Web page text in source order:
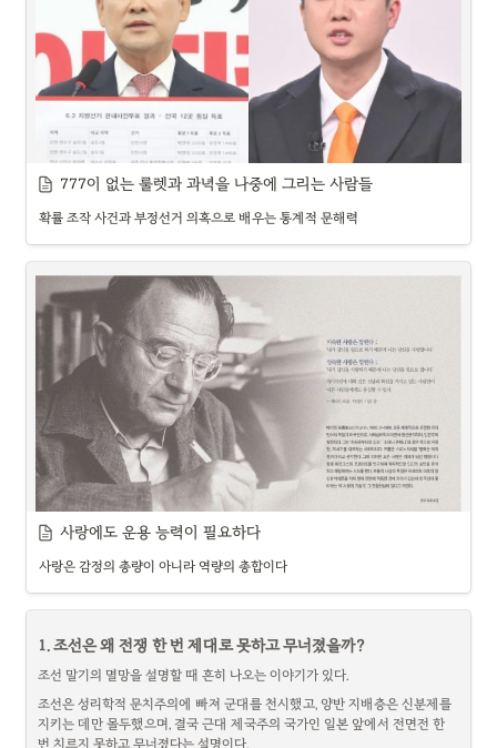
에이전트 업무로 옮기면 웹 요청, 파일 입출력, 인증, 예외 처리, 재시도와 상태
전이는 불규칙한 제어 작업이다. 모델 추론의 행렬 연산은 규칙적인 대규모 병
렬 작업이다. 전자를 GPU에 억지로 몰아넣으면 비싼 연산 유닛과 HBM을 충
분히 활용하지 못하고, 후자를 CPU로 돌리면 속도와 비용이 나빠진다. 그래서
현실의 최적해는 한 종류의 칩이 모든 일을 독점하는 구조보다 CPU와 GPU가
각자의 강점에 맞게 일을 나누는 이기종 컴퓨팅에 가깝다.
“LLM이나 에이전트가 튜링 완전하다”는 표현도 구분해서 볼 필요가 있다. 고
정된 모델 하나는 제한된 컨텍스트 안에서 다음 토큰을 생성하지만, 외부 메모
리·코드 실행·도구·런타임을 붙인 전체 시스템은 훨씬 일반적인 계산 절차를
수행할 수 있다. 투자에서 중요한 것은 철학적인 튜링 완전성 판정이 아니라 그
메모리·네트워크가 얼마나 사용되는가다.
질처럼 여긴다. 이 데이터는 정확하니까 좋고, 저 데이터는 구멍이 많으니까 나
쁘다는 식으로. 그런데 그는 품질이란 데이터에 붙어 있는 무엇이 아니라, "데
이터의 가치를 높여 주는 그 무엇"일 뿐이라고 잘라 말한다. 품질은 명패가 아
니라 관계라는 이야기다.
그가 그린 품질의 지도는 네 칸짜리 사다리다. 맨 아래에 개별 레코드의 품질
(정확성·완전성 같은)이 있고, 그 위에 여러 레코드를 모아 놓고서야 보이는 집
합의 품질(커버리지·중복 제거·대표성)이 있다. 다시 그 위에 "이 데이터가 지
금 내가 풀려는 문제에 맞는가"를 묻는 목적 적합성(fitness-for-purpose)이
있고, 꼭대기에는 그래서 실제로 매출이나 의사결정을 바꿨는가를 따지는 비
을 정당화한다. 아무리레코드가 깨끗해도 아무 결정도 바꾸지 못하면 그 청결
밑바닥 데이터가 엉망이면 그 성과는   글 내내 되뇌는 문장이 그래서 오래남
는다. "The use case is everything." 쓰임새가 전부다.
이 글을 덮고 나서 든 생각은, 데이터는 그 자체로 가치가 없다는 이 명제가 실
은 새로운 발견이라기보다 아주 오래된 통찰의 다른 옷이라는 점이었다. 컴퓨
터과학은 이미 이 이야기를 여러 방언으로 해 왔다.
가장 먼저 떠오르는 것은 정보이론이다자체가 아니라 불확실성의 감소량으로
정의했다 [3]. 어떤 신호가 담은 정보의 양은 신호의 생김새가 아니라, 그것이
놓인 확률 분포 — 그러니까 맥락 — 에 의해 정해진다. 이미 답을 아는 사람에
게 정답을 알려 주는 일에는 정보가 담기지 않는다. "내일 해가 동쪽에서 뜬
다"는 문장은 문법적으로 멀쩡하지만 정보량이 0에 가깝다. 우리가 이미 확신
하는 사실이라 줄여 줄 불확실성이 없기 때  , 진공 속에서 홀로 값을 갖는 법이
없다. 언제나 "무엇에 대한 불확실성을 얼마나 줄이는가"라는 물음 위에 얹혀
야 비로소 값이 매겨진다.
의사결정이론은 같은 이야기를 한층 더 매정하게 벼린다. 하워드의 정보가치
(Value of Information) 이론 [4]은 이렇게 말한다. 어떤 정보의 가치는 오직
수집된 데이터라도 마찬가지다. 그것이 내 다음 행동을 조금도 바꾸지 못한다
면, 장부상 아무리 값비싸 보여도 실제 값은 0이다. 이 결론은 Thomas의 사다
리 꼭대기 — 채택되었는가, 결정을 바꾸었는가, 측정 가능한 임팩트를 냈는가
— 와 놀랍도록 정확히 포개진다. 좋은 데이터란 결국 결정을 바꾸는 데이터다.
그렇다면 한 걸음 더 나아가 물어볼 만하다. 왜 컴퓨터과학과 디지털은 이 판에
본문
최근 몇 년 사이 한국 사회는 “확률 조작”이라는 같은 단어를 두고 서로 다른 두
개의 소동을 겪었다. 하나는 게임이었다. 공정거래위원회는 넥슨코리아가 메
이플스토리의 유료 확률형 아이템인 ‘큐브’의 확률 구조를 이용자에게 불리하
게 바꾸고도 이를 제대로 알리지 않은 행위에 대해 116억 원대 과징금을 부
과했다. 유저들이 가장 분노한 대목은 이른바 ‘보보보’, ‘드드드’, ‘방방방’처럼
인기 있는 3중첩 옵션의 출현 확률이 한때 아예 0으로 설정되어 있었다는 사실
이었다.
말하자면 이용자들은 777이 없는 룰렛 앞에 앉아 있었다. 회사는 룰렛을 팔았
고, 유저는 룰렛을 돌렸고, 시장은 그것을 게임이라고 불렀다. 그런데 나중에
알고 보니 당첨판 일부는 애초에 존재하지 않았다. 이후 그라비티, 위메이드,
코그 등 다른 게임사들에 대해서도 확률형 아이템 관련 제재가 이어졌고,
2024년에는 확률형 아이템 정보공개 의무화가 시행되었다. 2025년에는 손
해배상 책임과 징벌적 손해배상 특례가 도입되었고, 같은 해 말에는 허위·미
확률은 더 이상 게임사의 영업 비밀이라는 검은 상자 안에만 둘 수 없는 문제가
되었다.
득표수가 일치하는 이른바 ‘쌍둥이 숫자’ 같은 현상들이 “확률적으로 불가능하
법원의 판단은 일관되게 이 주장들을 기각했다. 사전투표와 본투표의 표심 차
이는 음모론이 본격적으로 등장하기 전인 2017년 대선에서도 이미 뚜렷하게
나타났고, 쌍둥이 숫자는 뒤에서 보겠지만 오히려 안 나오는 쪽이 더 이상한 현
상이었다.
777이 없는 룰렛과 과녁을 나중에 그리는 사람들
확률 조작 사건과 부정선거 의혹으로 배우는 통계적 문해력
[출처] https://biz.heraldcorp.com/article/3132605
의심해보라.
처음 들으면 속물적인 농담처럼 들린다. 세상에 돈으로 안 되는 일이 얼마나 많
은가. 돈으로 건강을 살 수 없고, 죽은 사람을 되살릴 수 없고, 진심을 강요할 수
없고, 지나간 시간을 되돌릴 수 없다. 그런데도 이 말이 끈질기게 살아남는 이
유는, 냉소 속에 묘한 진실이 들어 있기 때문이다.
사랑에도 운용 능력이 필요하다
사랑은 감정의 총량이 아니라 역량의 총합이다
1. 조선은 왜 전쟁 한 번 제대로 못하고 무너졌을까?
조선 말기의 멸망을 설명할 때 흔히 나오는 이야기가 있다.
조선은 성리학적 문치주의에 빠져 군대를 천시했고, 양반 지배층은 신분제를
지키는 데만 몰두했으며, 결국 근대 제국주의 국가인 일본 앞에서 전면전 한
번 치르지 못하고 무너졌다는 설명이다.